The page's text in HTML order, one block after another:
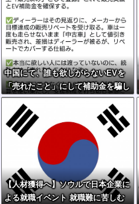
中国にて、誰も欲しがらないEVを
「売れたこと」にして補助金を騙し
取る事案が横行。販売実績水増し
【人材獲得へ】ソウルで日本企業に
よる就職イベント 就職難に苦しむ